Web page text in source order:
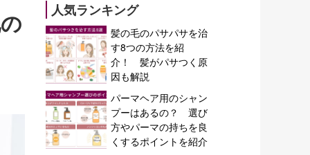
人気ランキング
髪の毛のパサパサを治
す8つの方法を紹
介！ 髪がパサつく原
因も解説
パーマヘア用のシャン
プーはあるの？ 選び
方やパーマの持ちを良
くするポイントを紹介